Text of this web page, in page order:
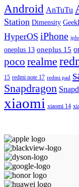
Android AnTuTu
Station Dimensity
HyperOS iPhone
oneplus 13 oneplus 15
poco realme
15 redmi note 17 redmi pad
Snapdragon
xiaomi xiaomi 14